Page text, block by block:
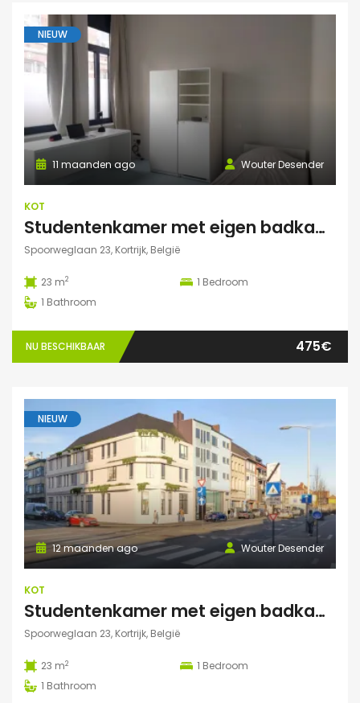
NIEUW
Wouter Desender
11 maanden ago
KOT
Studentenkamer met eigen badkamer
Spoorweglaan 23, Kortrijk, België
23 m2 1 Bedroom
1 Bathroom
NU BESCHIKBAAR 475€
NIEUW
Wouter Desender
12 maanden ago
KOT
Studentenkamer met eigen badkamer
Spoorweglaan 23, Kortrijk, België
23 m2 1 Bedroom
1 Bathroom